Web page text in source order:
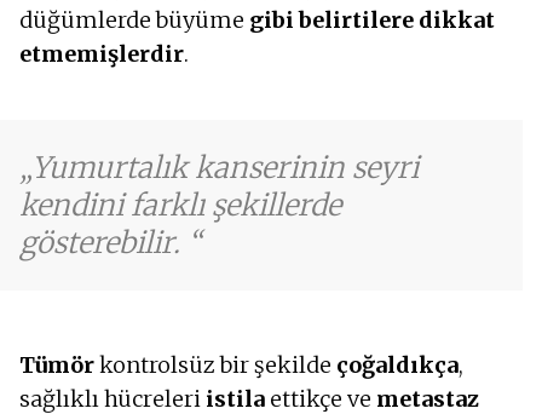
düğümlerde büyüme gibi belirtilere dikkat
etmemişlerdir.
Yumurtalık kanserinin seyri
kendini farklı şekillerde
gösterebilir.
Tümörkontrolsüz bir şekilde çoğaldıkça,
sağlıklı hücreleri istila ettikçe ve metastaz